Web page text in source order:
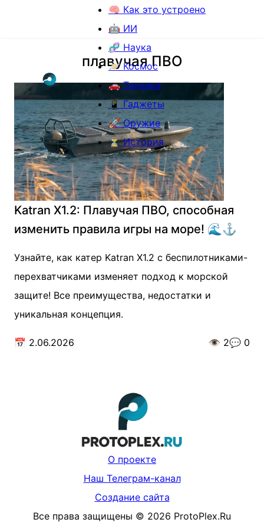
🧠 Как это устроено
🤖 ИИ
🧬 Наука
🪐 Космос
🚗 Техника
📱 Гаджеты
🚀 Оружие
⏳ История
плавучая ПВО
Katran X1.2: Плавучая ПВО, способная
изменить правила игры на море! 🌊⚓️
Узнайте, как катер Katran X1.2 с беспилотниками-
перехватчиками изменяет подход к морской
защите! Все преимущества, недостатки и
уникальная концепция.
📅 2.06.2026 👁️ 2💬 0
О проекте
Наш Телеграм-канал
Создание сайта
Все права защищены © 2026 ProtoPlex.Ru